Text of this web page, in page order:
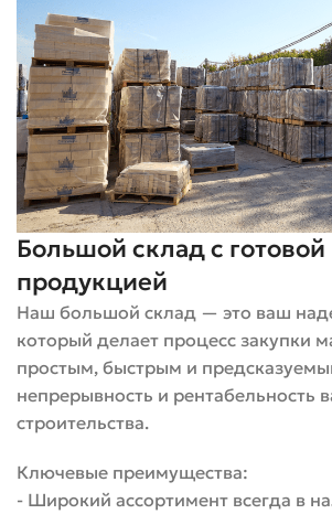
двойной. Чаще всего покупают
250 × 120 × 65 мм), но возможны и
зависимости от производителя и
пожеланий.
Важно понимать, что
тяжелее многих аналогов. Поэтому
несущая конструкция под
предусматривать дополнительную
особенно на высотных участках или
цоколя.
Таблица: сравнение
облицовочных материалов
Большой склад с готовой
продукцией
Наш большой склад — это ваш
который делает процесс закупки
простым, быстрым и
непрерывность и рентабельность
строительства.
Ключевые преимущества:
- Широкий ассортимент всегда в